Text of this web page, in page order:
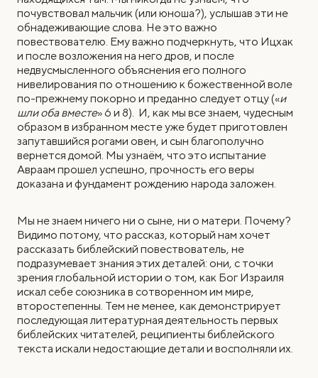
почувствовал мальчик (или юноша?), услышав эти не
обнадеживающие слова. Не это важно
повествователю. Ему важно подчеркнуть, что Ицхак
и после возложения на него дров, и после
недвусмысленного объяснения его полного
нивелирования по отношению к божественной воле
по-прежнему покорно и преданно следует отцу («и
шли оба вместе» 6 и 8). И, как мы все знаем, чудесным
образом в избранном месте уже будет приготовлен
запутавшийся рогами овен, и сын благополучно
вернется домой. Мы узнаём, что это испытание
Авраам прошел успешно, прочность его веры
доказана и фундамент рождению народа заложен.
Мы не знаем ничего ни о сыне, ни о матери. Почему?
Видимо потому, что рассказ, который нам хочет
рассказать библейский повествователь, не
подразумевает знания этих деталей: они, с точки
зрения глобальной истории о том, как Бог Израиля
искал себе союзника в сотворенном им мире,
второстепенны. Тем не менее, как демонстрирует
последующая литературная деятельность первых
библейских читателей, реципиенты библейского
текста искали недостающие детали и восполняли их.